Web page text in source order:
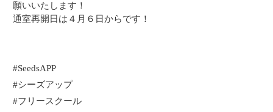
願いいたします！
通室再開日は４月６日からです！
#SeedsAPP
#シーズアップ
#フリースクール